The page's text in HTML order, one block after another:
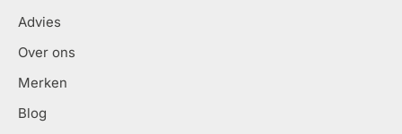
Advies
Over ons
Merken
Blog